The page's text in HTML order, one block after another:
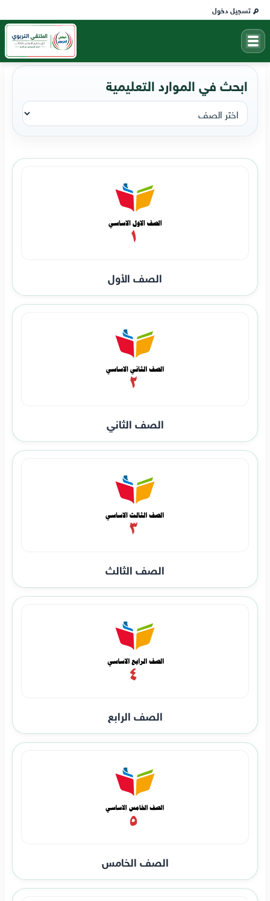
تسجيل دخول
ابحث في الموارد التعليمية
الصف الأول
الصف الثاني
الصف الثالث
الصف الرابع
الصف الخامس